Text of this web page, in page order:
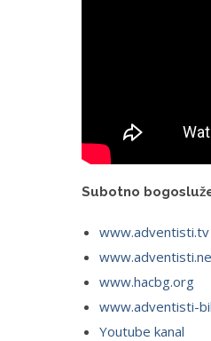
Subotno
www.hacbg.org
www.adventisti-
Youtube kanal